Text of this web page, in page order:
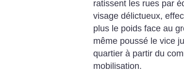
ratissent les rues par
visage délictueux,
plus le poids face au
même poussé le vice
quartier à partir du
mobilisation.